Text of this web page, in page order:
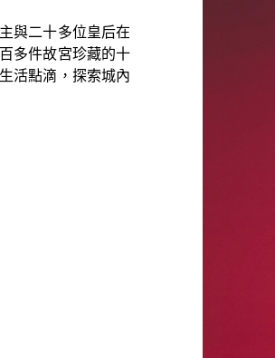
與二十多位皇后在
多件故宮珍藏的十
活點滴，探索城內